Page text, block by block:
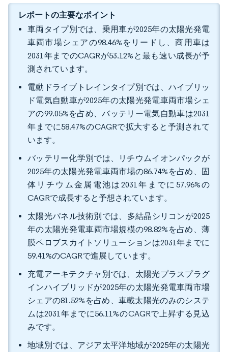
レポートの主要なポイント
車両タイプ別では、乗用車が2025年の太陽光発電
車両市場シェアの98.46%をリードし、商用車は
2031年までのCAGRが53.12%と最も速い成長が予
測されています。
電動ドライブトレインタイプ別では、ハイブリッ
ド電気自動車が2025年の太陽光発電車両市場シェ
アの99.05%を占め、バッテリー電気自動車は2031
年までに58.47%のCAGRで拡大すると予測されて
います。
バッテリー化学別では、リチウムイオンパックが
2025年の太陽光発電車両市場の86.74%を占め、固
体リチウム金属電池は2031年までに57.96%の
CAGRで成長すると予想されています。
太陽光パネル技術別では、多結晶シリコンが2025
年の太陽光発電車両市場規模の98.82%を占め、薄
膜ペロブスカイトソリューションは2031年までに
59.41%のCAGRで進展しています。
充電アーキテクチャ別では、太陽光プラスプラグ
インハイブリッドが2025年の太陽光発電車両市場
シェアの81.52%を占め、車載太陽光のみのシステ
ムは2031年までに56.11%のCAGRで上昇する見込
みです。
地域別では、アジア太平洋地域が2025年の太陽光